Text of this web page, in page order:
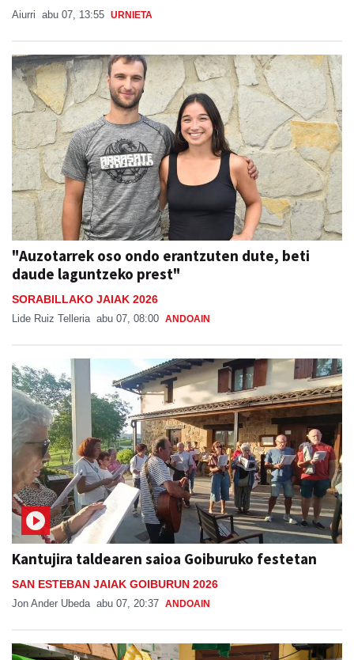
Aiurri abu 07, 13:55 URNIETA
"Auzotarrek oso ondo erantzuten dute, beti
daude laguntzeko prest"
SORABILLAKO JAIAK 2026
Lide Ruiz Telleria abu 07, 08:00 ANDOAIN
Kantujira taldearen saioa Goiburuko festetan
SAN ESTEBAN JAIAK GOIBURUN 2026
Jon Ander Ubeda abu 07, 20:37 ANDOAIN